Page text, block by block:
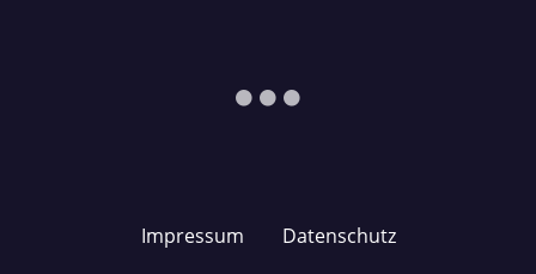
Impressum Datenschutz